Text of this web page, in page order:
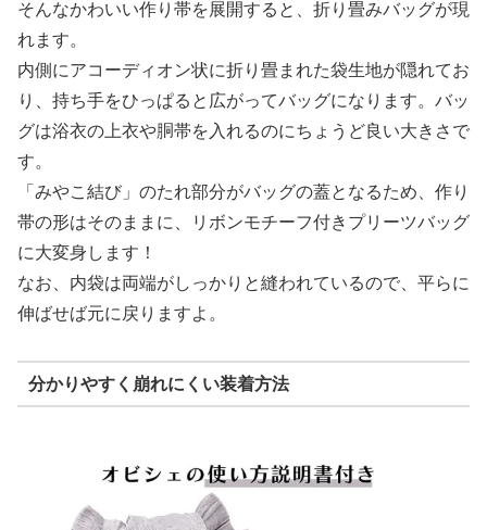
そんなかわいい作り帯を展開すると、折り畳みバッグが現
れます。
内側にアコーディオン状に折り畳まれた袋生地が隠れてお
り、持ち手をひっぱると広がってバッグになります。バッ
グは浴衣の上衣や胴帯を入れるのにちょうど良い大きさで
す。
「みやこ結び」のたれ部分がバッグの蓋となるため、作り
帯の形はそのままに、リボンモチーフ付きプリーツバッグ
に大変身します！
なお、内袋は両端がしっかりと縫われているので、平らに
伸ばせば元に戻りますよ。
分かりやすく崩れにくい装着方法